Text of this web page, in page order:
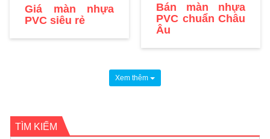
Bán màn nhựa
PVC chuẩn Châu
Âu
Giá màn nhựa
PVC siêu rẻ
Xem thêm
TÌM KIẾM